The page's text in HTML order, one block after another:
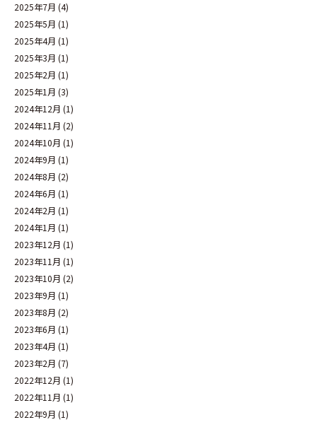
2025年7月 (4)
2025年5月 (1)
2025年4月 (1)
2025年3月 (1)
2025年2月 (1)
2025年1月 (3)
2024年12月 (1)
2024年11月 (2)
2024年10月 (1)
2024年9月 (1)
2024年8月 (2)
2024年6月 (1)
2024年2月 (1)
2024年1月 (1)
2023年12月 (1)
2023年11月 (1)
2023年10月 (2)
2023年9月 (1)
2023年8月 (2)
2023年6月 (1)
2023年4月 (1)
2023年2月 (7)
2022年12月 (1)
2022年11月 (1)
2022年9月 (1)